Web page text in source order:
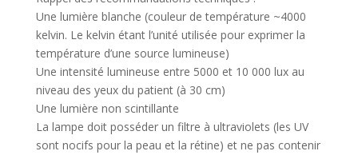
Une lumière blanche (couleur de température ~4000
kelvin. Le kelvin étant l’unité utilisée pour exprimer la
température d’une source lumineuse)
Une intensité lumineuse entre 5000 et 10 000 lux au
niveau des yeux du patient (à 30 cm)
Une lumière non scintillante
La lampe doit posséder un filtre à ultraviolets (les UV
sont nocifs pour la peau et la rétine) et ne pas contenir